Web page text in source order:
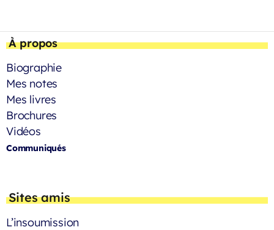
À propos
Biographie
Mes notes
Mes livres
Brochures
Vidéos
Communiqués
Sites amis
L’insoumission